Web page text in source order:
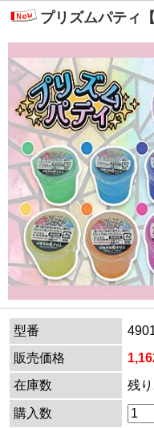
プリズムパティ
型番
販売価格
在庫数
残
購入数